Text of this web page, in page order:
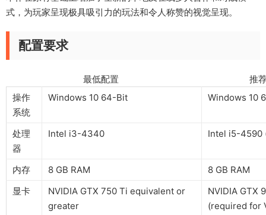
式，为玩家呈现极具吸引力的玩法和令人称赞的视觉呈现。
配置要求
最低配置 推荐配
操作
系统
Windows 10 64-Bit Windows 10
处理
器
Intel i3-4340 Intel i5-4590
内存 8 GB RAM
8 GB RAM
显卡
NVIDIA GTX 750 Ti equivalent or
greater
NVIDIA GTX
(required for